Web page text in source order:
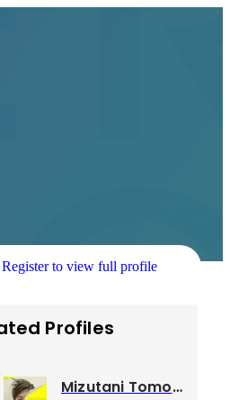
Register to view full profile
Profiles
Mizutani Tomonori